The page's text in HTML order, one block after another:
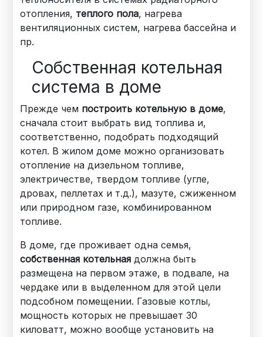
отопления, теплого пола, нагрева
вентиляционных систем, нагрева бассейна и
пр.
Собственная котельная
система в доме
Прежде чем построить котельную в доме,
сначала стоит выбрать вид топлива и,
соответственно, подобрать подходящий
котел. В жилом доме можно организовать
отопление на дизельном топливе,
электричестве, твердом топливе (угле,
дровах, пеллетах и т.д.), мазуте, сжиженном
или природном газе, комбинированном
топливе.
В доме, где проживает одна семья,
собственная котельная должна быть
размещена на первом этаже, в подвале, на
чердаке или в выделенном для этой цели
подсобном помещении. Газовые котлы,
мощность которых не превышает 30
киловатт, можно вообще установить на